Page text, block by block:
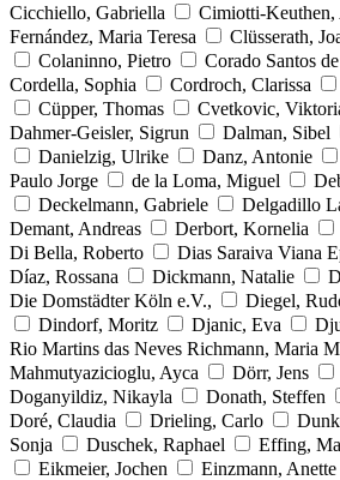
Cicchiello, Gabriella
Cimiotti-Keuthen,
Fernández, Maria Teresa
Clüsserath,
Colaninno, Pietro
Corado Santos
Cordella, Sophia
Cordroch, Clarissa
Cüpper, Thomas
Cvetkovic,
Dahmer-Geisler, Sigrun
Dalman, Sibel
Danielzig, Ulrike
Danz, Antonie
Paulo Jorge
de la Loma, Miguel
Deckelmann, Gabriele
Delgadillo
Demant, Andreas
Derbort, Kornelia
Di Bella, Roberto
Dias Saraiva Viana
Díaz, Rossana
Dickmann, Natalie
Die Domstädter Köln e.V.,
Diegel,
Dindorf, Moritz
Djanic, Eva
Rio Martins das Neves Richmann, Maria
Mahmutyazicioglu, Ayca
Dörr, Jens
Doganyildiz, Nikayla
Donath, Steffen
Doré, Claudia
Drieling, Carlo
Sonja
Duschek, Raphael Effing,
Eikmeier, Jochen
Einzmann, Anette